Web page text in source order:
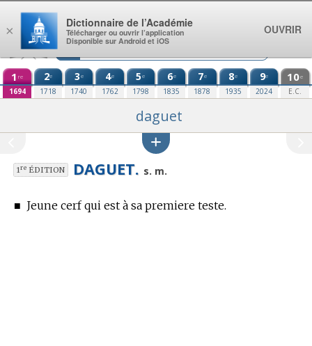
Aller au contenu
1 re
1694
2e
1718
3e
1740
4e
1762
5e
1798
6e
1835
7e
1878
8e
1935
9e
2024
10e
E.C.
daguet
1reÉDITION DAGUET. s. m.
■ Jeune cerf qui est à sa premiere teste.
×
Dictionnaire de l’Académie
Télécharger ou ouvrir l’application
Disponible sur Android et iOS
OUVRIR